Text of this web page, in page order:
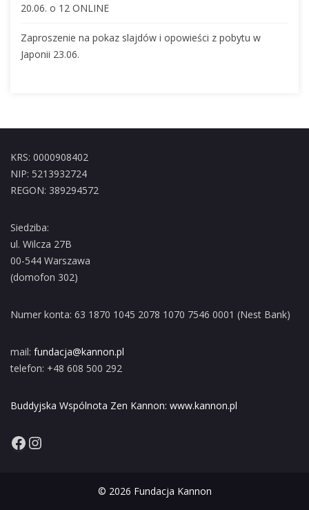
20.06. o 12 ONLINE
Zaproszenie na pokaz slajdów i opowieści z pobytu w
Japonii 23.06.
KRS: 0000908402
NIP: 5213932724
REGON: 389294572
Siedziba:
ul. Wilcza 27B
00-544 Warszawa
(domofon 302)
Numer konta: 63 1870 1045 2078 1070 7546 0001 (Nest Bank)
mail: fundacja@kannon.pl
telefon: +48 608 500 292
Buddyjska Wspólnota Zen Kannon: www.kannon.pl
Facebook
Instagram
© 2026 Fundacja Kannon